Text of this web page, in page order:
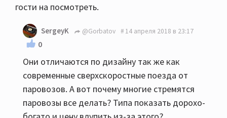
гости на посмотреть.
SergeyK @Gorbatov 14 апреля 2018 в 23:17
0
Они отличаются по дизайну так же как
современные сверхскоростные поезда от
паровозов. А вот почему многие стремятся
паровозы все делать? Типа показать дорохо-